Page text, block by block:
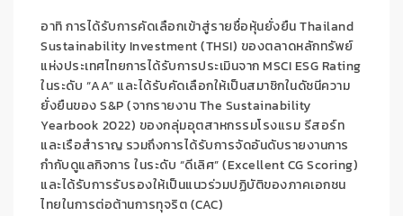
อาทิการได้รับการคัดเลือกเข้าสู่รายชื่อหุ้นยั่งยืนThailand
Sustainability Investment (THSI) ของตลาดหลักทรัพย์
แห่งประเทศไทยการได้รับการประเมินจากMSCI ESG Rating
ในระดับ “AA” และได้รับคัดเลือกให้เป็นสมาชิกในดัชนีความ
ยั่งยืนของS&P (จากรายงานThe Sustainability
Yearbook 2022) ของกลุ่มอุตสาหกรรมโรงแรม รีสอร์ท
และเรือสำราญ รวมถึงการได้รับการจัดอันดับรายงานการ
กำกับดูแลกิจการ ในระดับ “ดีเลิศ”(ExcellentCG Scoring)
และได้รับการรับรองให้เป็นแนวร่วมปฏิบัติของภาคเอกชน
ไทยในการต่อต้านการทุจริต(CAC)